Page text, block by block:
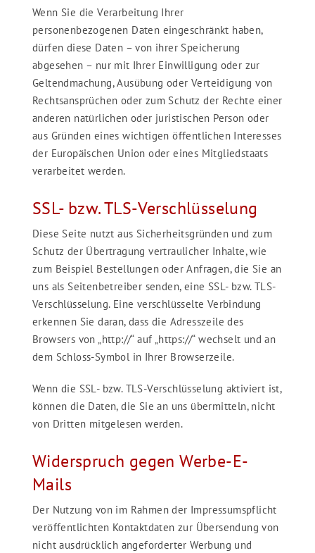
Wenn Sie die Verarbeitung Ihrer
personenbezogenen Daten eingeschränkt haben,
dürfen diese Daten – von ihrer Speicherung
abgesehen – nur mit Ihrer Einwilligung oder zur
Geltendmachung, Ausübung oder Verteidigung von
Rechtsansprüchen oder zum Schutz der Rechte einer
anderen natürlichen oder juristischen Person oder
aus Gründen eines wichtigen öffentlichen Interesses
der Europäischen Union oder eines Mitgliedstaats
verarbeitet werden.
SSL- bzw. TLS-Verschlüsselung
Diese Seite nutzt aus Sicherheitsgründen und zum
Schutz der Übertragung vertraulicher Inhalte, wie
zum Beispiel Bestellungen oder Anfragen, die Sie an
uns als Seitenbetreiber senden, eine SSL- bzw. TLS-
Verschlüsselung. Eine verschlüsselte Verbindung
erkennen Sie daran, dass die Adresszeile des
Browsers von „http://“ auf „https://“ wechselt und an
dem Schloss-Symbol in Ihrer Browserzeile.
Wenn die SSL- bzw. TLS-Verschlüsselung aktiviert ist,
können die Daten, die Sie an uns übermitteln, nicht
von Dritten mitgelesen werden.
Widerspruch gegen Werbe-E-
Mails
Der Nutzung von im Rahmen der Impressumspflicht
veröffentlichten Kontaktdaten zur Übersendung von
nicht ausdrücklich angeforderter Werbung und